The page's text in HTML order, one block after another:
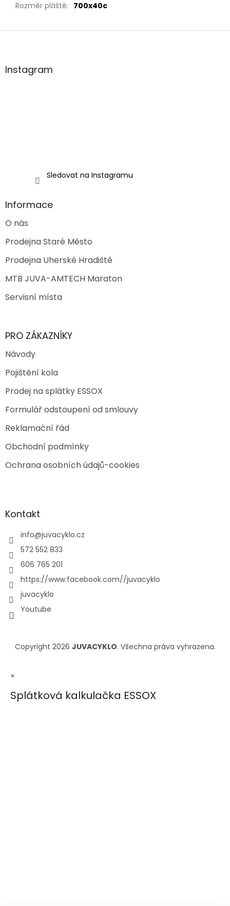
Rozměr pláště: 700x40c
Z
aInstagram
Sledovat na Instagramu
Informace
O nás
Prodejna Staré Město
Prodejna Uherské Hradiště
MTB JUVA-AMTECH Maraton
Servisní místa
PRO ZÁKAZNÍKY
Návody
Pojištění kola
Prodej na splátky ESSOX
Formulář odstoupení od smlouvy
Reklamační řád
Obchodní podmínky
Ochrana osobních údajů-cookies
Kontakt
info@juvacyklo.cz
572 552 833
606 765 201
https://www.facebook.com//juvacyklo
juvacyklo
Youtube
Copyright 2026 JUVACYKLO. Všechna práva vyhrazena.
×
Splátková kalkulačka ESSOX